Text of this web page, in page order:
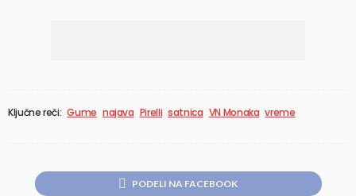
Ključne reči: Gume najava Pirelli satnica VN Monaka vreme
PODELI NA FACEBOOK